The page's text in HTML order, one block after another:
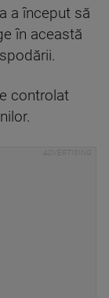
a început să
în această
controlat